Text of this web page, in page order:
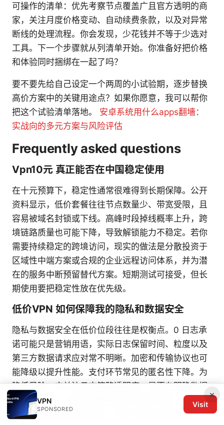
可操作的清单：优先考察节点覆盖广且官方透明的商
家，关注月度价格变动、自动续费条款，以及对异常
断线的处理流程。你会发现，少花钱并不等于少选对
工具。下一个步骤就从列清单开始。你准备好把价格
和体验同时捆绑在一起了吗？
要不要先给自己设定一个两周的小试验期，逐步替换
高价方案中的关键用途点？如果你愿意，我可以帮你
把这个试验清单落地。 安卓系统用什么apps翻墻：
实战向的多元方案与风险评估
Frequently asked questions
Vpn10元 真正能否在中国稳定使用
在十元预算下，稳定性通常很难得到长期保障。公开
资料显示，低价套餐往往节点数量少、带宽受限，且
容易被域名封锁或下线。高峰时段掉线概率上升，跨
境链路质量也可能下降，导致解锁能力不稳定。若你
需要持续稳定的跨境访问，现实的做法是分散投资于
区域性中端方案或合规的企业远程访问体系，并为潜
在的服务中断预留替代方案。短期测试可接受，但长
期使用要把稳定性放在优先级。
低价VPN 如何保障我的隐私和数据安全
隐私与数据安全在低价位段往往是权衡点。0 日志承
诺可能只是营销用语，实际日志保留时间、粒度以及
第三方数据请求应对常不明晰。加密和传输协议也可
能降级以提升性能。支付环节常见的匿名性下降。为
降低风险，应关注日志策略透明度、是否有明确数据
最小化条款，以及跨境数据传输的保护承诺。对比时
优先查看公开的隐私条款、审计记录与退出机制。
×
VPN
SPONSORED
Visit